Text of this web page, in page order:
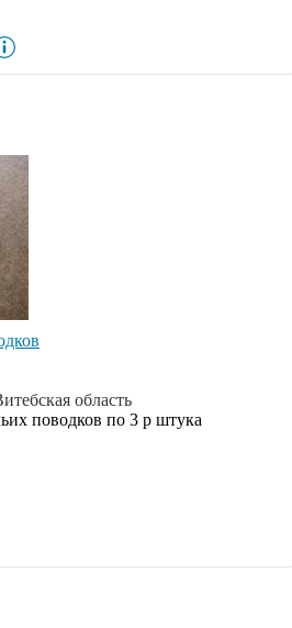
область
поводков по 3 р штука